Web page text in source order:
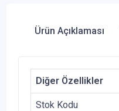
Ürün Açıklaması
Diğer Özellikler
Stok Kodu